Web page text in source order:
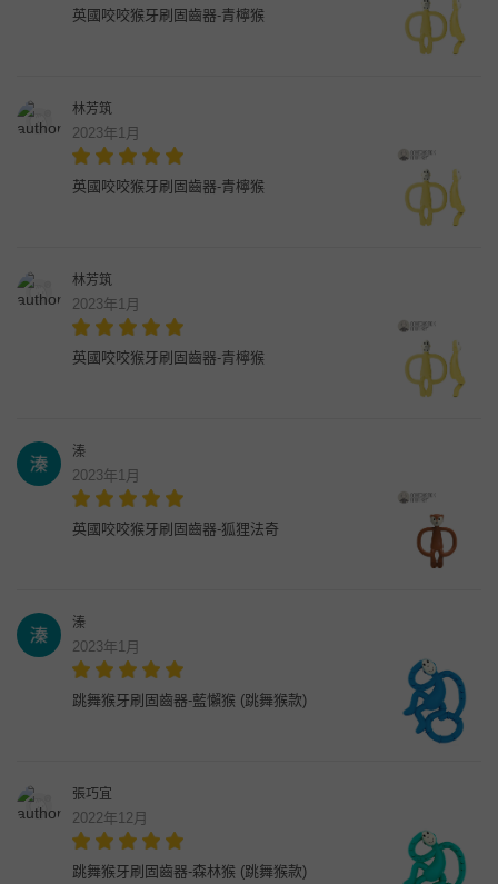
英國咬咬猴牙刷固齒器-青檸猴
林芳筑
2023年1月
英國咬咬猴牙刷固齒器-青檸猴
林芳筑
2023年1月
英國咬咬猴牙刷固齒器-青檸猴
溱
2023年1月
英國咬咬猴牙刷固齒器-狐狸法奇
溱
2023年1月
跳舞猴牙刷固齒器-藍懶猴 (跳舞猴款)
張巧宜
2022年12月
跳舞猴牙刷固齒器-森林猴 (跳舞猴款)